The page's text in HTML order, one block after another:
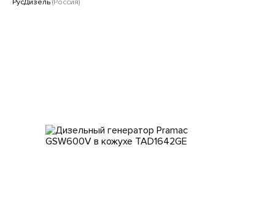
РусДизель (Россия)